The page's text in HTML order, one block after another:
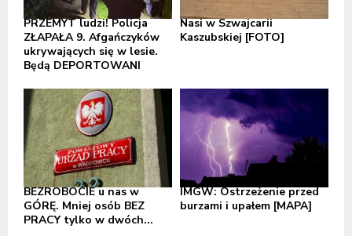
PRZEMYT ludzi! Policja
ZŁAPAŁA 9. Afgańczyków
ukrywających się w lesie.
Będą DEPORTOWANI
Nasi w Szwajcarii
Kaszubskiej [FOTO]
BEZROBOCIE u nas w
GÓRĘ. Mniej osób BEZ
PRACY tylko w dwóch...
IMGW: Ostrzeżenie przed
burzami i upałem [MAPA]